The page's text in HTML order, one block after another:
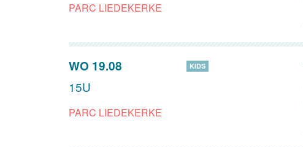
PARC LIEDEKERKE
WO 19.08
15U
PARC LIEDEKERKE
KIDS